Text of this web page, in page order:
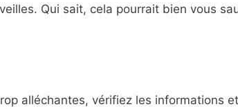
Qui sait, cela pourrait bien vous
alléchantes, vérifiez les informations